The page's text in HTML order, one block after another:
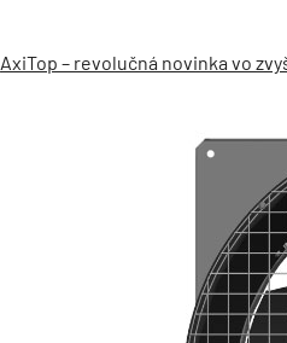
AxiTop – revolučná novinka vo